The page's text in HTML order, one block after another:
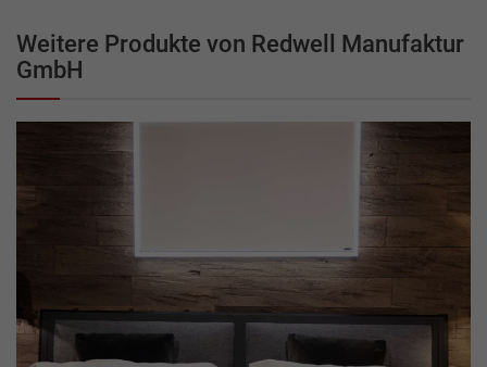
Weitere Produkte von Redwell Manufaktur
GmbH